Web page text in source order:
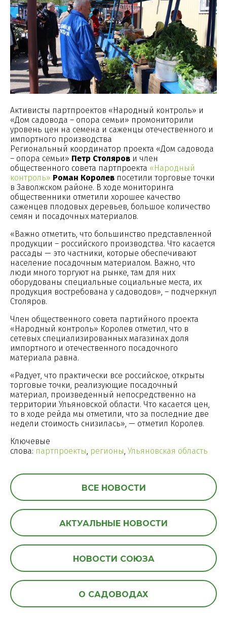
Активисты партпроектов «Народный контроль» и
«Дом садовода – опора семьи» промониторили
уровень цен на семена и саженцы отечественного и
импортного производства
Региональный координатор проекта «Дом садовода
– опора семьи» Петр Столяров и член
общественного совета партпроекта «Народный
контроль» Роман Королев посетили торговые точки
в Заволжском районе. В ходе мониторинга
общественники отметили хорошее качество
саженцев плодовых деревьев, большое количество
семян и посадочных материалов.
«Важно отметить, что большинство представленной
продукции – российского производства. Что касается
рассады — это частники, которые обеспечивают
население посадочным материалом. Важно, что
люди много торгуют на рынке, там для них
оборудованы специальные социальные места, их
продукция востребована у садоводов», – подчеркнул
Столяров.
Член общественного совета партийного проекта
«Народный контроль» Королев отметил, что в
сетевых специализированных магазинах доля
импортного и отечественного посадочного
материала равна.
«Радует, что практически все российское, открыты
торговые точки, реализующие посадочный
материал, произведенный непосредственно на
территории Ульяновской области. Что касается цен,
то в ходе рейда мы отметили, что за последние две
недели стоимость снизилась», — отметил Королев.
Ключевые
слова: партпроекты регионы Ульяновская область
ВСЕ НОВОСТИ
АКТУАЛЬНЫЕ НОВОСТИ
НОВОСТИ СОЮЗА
О САДОВОДАХ